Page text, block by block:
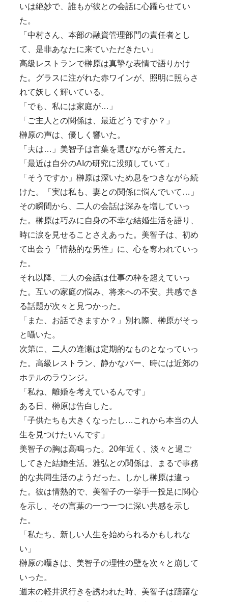
いは絶妙で、誰もが彼との会話に心躍らせてい
た。
「中村さん、本部の融資管理部門の責任者とし
て、是非あなたに来ていただきたい」
高級レストランで榊原は真摯な表情で語りかけ
た。グラスに注がれた赤ワインが、照明に照らさ
れて妖しく輝いている。
「でも、私には家庭が…」
「ご主人との関係は、最近どうですか？」
榊原の声は、優しく響いた。
「夫は…」美智子は言葉を選びながら答えた。
「最近は自分のAIの研究に没頭していて」
「そうですか」榊原は深いため息をつきながら続
けた。「実は私も、妻との関係に悩んでいて…」
その瞬間から、二人の会話は深みを増していっ
た。榊原は巧みに自身の不幸な結婚生活を語り、
時に涙を見せることさえあった。美智子は、初め
て出会う「情熱的な男性」に、心を奪われていっ
た。
それ以降、二人の会話は仕事の枠を超えていっ
た。互いの家庭の悩み、将来への不安。共感でき
る話題が次々と見つかった。
「また、お話できますか？」別れ際、榊原がそっ
と囁いた。
次第に、二人の逢瀬は定期的なものとなっていっ
た。高級レストラン、静かなバー、時には近郊の
ホテルのラウンジ。
「私ね、離婚を考えているんです」
ある日、榊原は告白した。
「子供たちも大きくなったし…これから本当の人
生を見つけたいんです」
美智子の胸は高鳴った。20年近く、淡々と過ご
してきた結婚生活。雅弘との関係は、まるで事務
的な共同生活のようだった。しかし榊原は違っ
た。彼は情熱的で、美智子の一挙手一投足に関心
を示し、その言葉の一つ一つに深い共感を示し
た。
「私たち、新しい人生を始められるかもしれな
い」
榊原の囁きは、美智子の理性の壁を次々と崩して
いった。
週末の軽井沢行きを誘われた時、美智子は躊躇な